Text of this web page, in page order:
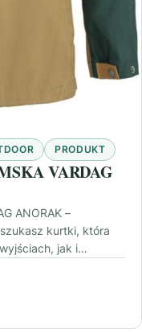
PRODUKT
VARDAG
ANORAK –
kurtki, która
jak i